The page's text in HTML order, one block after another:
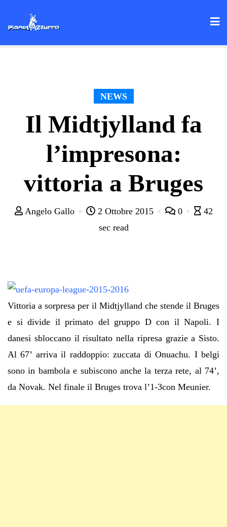
NEWS
Il Midtjylland fa
l’impresona:
vittoria a Bruges
Angelo Gallo 2 Ottobre 2015 0
42
sec read
Vittoria a sorpresa per il Midtjylland che stende il Bruges
e si divide il primato del gruppo D con il Napoli. I
danesi sbloccano il risultato nella ripresa grazie a Sisto.
Al 67’ arriva il raddoppio: zuccata di Onuachu. I belgi
sono in bambola e subiscono anche la terza rete, al 74’,
da Novak. Nel finale il Bruges trova l’1-3con Meunier.